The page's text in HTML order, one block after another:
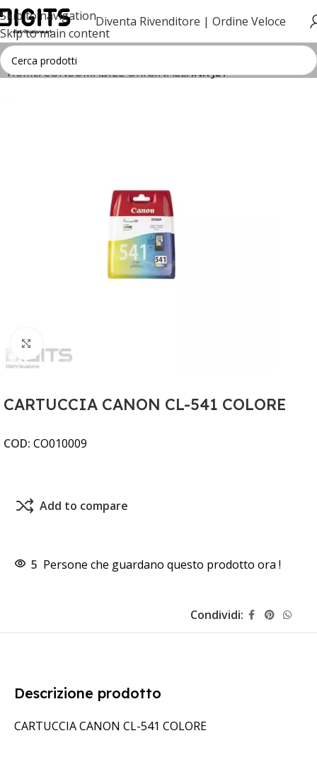
Skip to navigation
Skip to main content
Diventa Rivenditore | Ordine Veloce
Home CONSUMABILE ORIGINALE INK JET
CARTUCCIA CANON CL-541 COLORE
COD: CO010009
Add to compare
5 Persone che guardano questo prodotto ora !
Condividi:
Descrizione prodotto
CARTUCCIA CANON CL-541 COLORE